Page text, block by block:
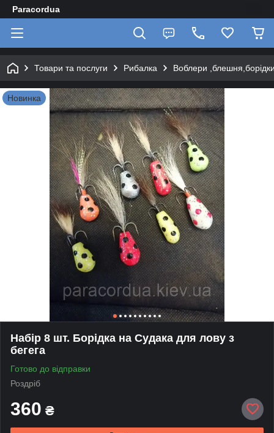
Paracordua
Товари та послуги Рибалка Воблери
Новинка
Набір 8 шт. Борідка на Судака для лову з
бегега
Готово до відправки
Роздріб
360 ₴